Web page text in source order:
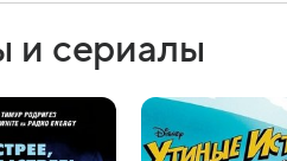
и сериалы